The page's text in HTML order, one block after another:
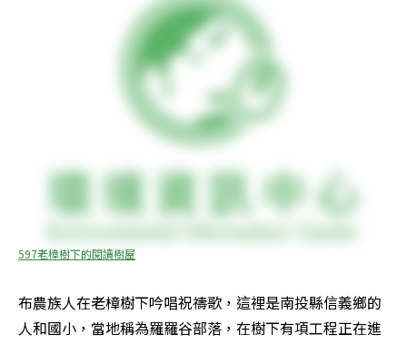
597老樟樹下的閱讀樹屋
布農族人在老樟樹下吟唱祝禱歌，這裡是南投縣信義鄉的
人和國小，當地稱為羅羅谷部落，在樹下有項工程正在進